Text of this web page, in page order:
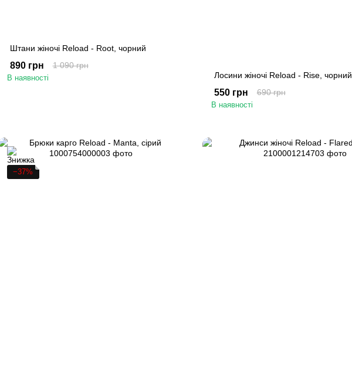
Штани жіночі Reload - Root, чорний
1 090 грн
890 грн
В наявності
Лосини жіночі Reload - Rise, чорний
690 грн
550 грн
В наявності
−37%